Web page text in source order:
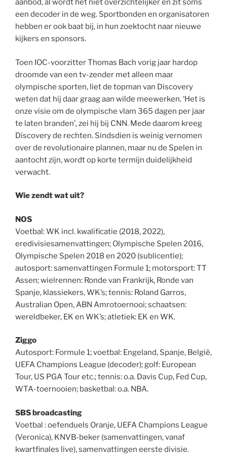
aanbod, al wordt het niet overzichtelijker en zit soms
een decoder in de weg. Sportbonden en organisatoren
hebben er ook baat bij, in hun zoektocht naar nieuwe
kijkers en sponsors.
Toen IOC-voorzitter Thomas Bach vorig jaar hardop
droomde van een tv-zender met alleen maar
olympische sporten, liet de topman van Discovery
weten dat hij daar graag aan wilde meewerken. ‘Het is
onze visie om de olympische vlam 365 dagen per jaar
te laten branden’, zei hij bij CNN. Mede daarom kreeg
Discovery de rechten. Sindsdien is weinig vernomen
over de revolutionaire plannen, maar nu de Spelen in
aantocht zijn, wordt op korte termijn duidelijkheid
verwacht.
Wie zendt wat uit?
NOS
Voetbal: WK incl. kwalificatie (2018, 2022),
eredivisiesamenvattingen; Olympische Spelen 2016,
Olympische Spelen 2018 en 2020 (sublicentie);
autosport: samenvattingen Formule 1; motorsport: TT
Assen; wielrennen: Ronde van Frankrijk, Ronde van
Spanje, klassiekers, WK’s; tennis: Roland Garros,
Australian Open, ABN Amrotoernooi; schaatsen:
wereldbeker, EK en WK’s; atletiek: EK en WK.
Ziggo
Autosport: Formule 1; voetbal: Engeland, Spanje, België,
UEFA Champions League (decoder); golf: European
Tour, US PGA Tour etc.; tennis: o.a. Davis Cup, Fed Cup,
WTA-toernooien; basketbal: o.a. NBA.
SBS broadcasting
Voetbal : oefenduels Oranje, UEFA Champions League
(Veronica), KNVB-beker (samenvattingen, vanaf
kwartfinales live), samenvattingen eerste divisie.